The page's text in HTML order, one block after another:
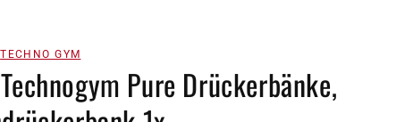
TECHNO GYM
Pure Drückerbänke,